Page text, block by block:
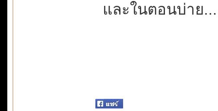
และในตอนบ่าย